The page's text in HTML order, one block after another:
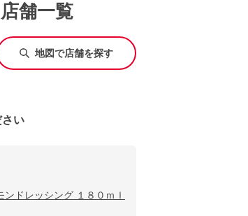
舗一覧
地図で店舗を探す
い
ンドレッシング １８０ｍｌ